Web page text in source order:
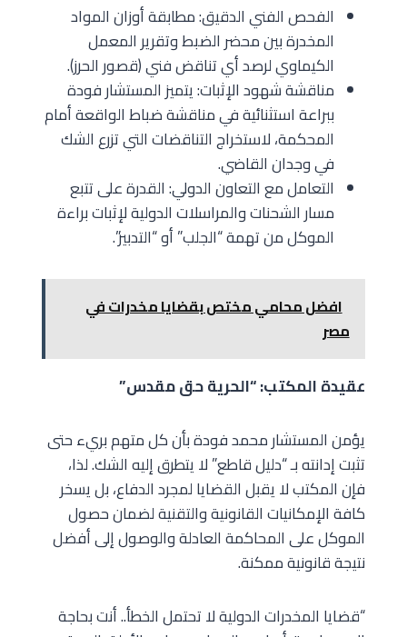
الفحص الفني الدقيق: مطابقة أوزان المواد
المخدرة بين محضر الضبط وتقرير المعمل
الكيماوي لرصد أي تناقض فني (قصور الحرز).
مناقشة شهود الإثبات: يتميز المستشار فودة
ببراعة استثنائية في مناقشة ضباط الواقعة أمام
المحكمة، لاستخراج التناقضات التي تزرع الشك
في وجدان القاضي.
التعامل مع التعاون الدولي: القدرة على تتبع
مسار الشحنات والمراسلات الدولية لإثبات براءة
الموكل من تهمة “الجلب” أو “التدبير”.
افضل محامي مختص بقضايا مخدرات في
مصر
عقيدة المكتب: “الحرية حق مقدس”
يؤمن المستشار محمد فودة بأن كل متهم بريء حتى
تثبت إدانته بـ “دليل قاطع” لا يتطرق إليه الشك. لذا،
فإن المكتب لا يقبل القضايا لمجرد الدفاع، بل يسخر
كافة الإمكانيات القانونية والتقنية لضمان حصول
الموكل على المحاكمة العادلة والوصول إلى أفضل
نتيجة قانونية ممكنة.
“قضايا المخدرات الدولية لا تحتمل الخطأ.. أنت بحاجة